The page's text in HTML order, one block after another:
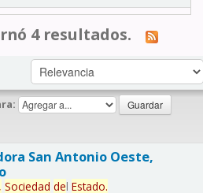
4 resultados.
San Antonio Oeste,
Sociedad del Estado.